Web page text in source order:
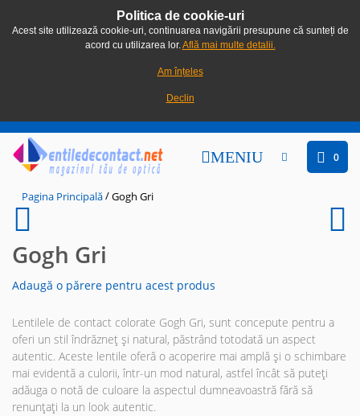
Politica de cookie-uri
Acest site utilizează cookie-uri, continuarea navigării presupune că sunteți de
acord cu utilizarea lor.Află mai multe detalii.
Am înțeles
Declin
0
MENIU
Pagina Principală/Gogh Gri
Gogh Gri
Adaugă o părere pentru acest produs
Lentilele de contact colorate Gogh Gri, sunt concepute pentru a
oferi un stil îndrăzneț și natural, păstrând totodată un aspect
autentic. Aceste lentile oferă o acoperire mai amplă și o schimbare
mai evidentă a culorii, într-un mod natural, astfel încât să puteți
adăuga o notă de culoare la aspectul dumneavoastră fără să
renunțați la un look autentic.